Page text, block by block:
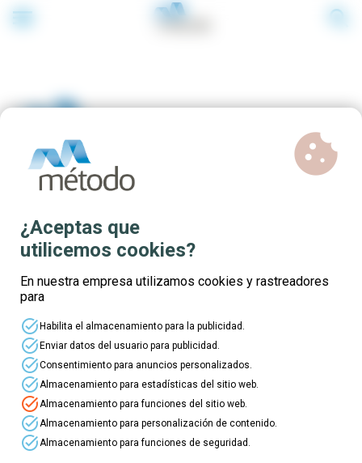
menu search
Cursos gratuitos inglés para
trabajadores del sector
transporte
¿Aceptas que
utilicemos cookies?
cookie
En nuestra empresa utilizamos cookies y rastreadores
para
task_altHabilita el almacenamiento para la publicidad.
task_altEnviar datos del usuario para publicidad.
task_altConsentimiento para anuncios personalizados.
task_alt Almacenamiento para estadísticas del sitio web.
task_alt Almacenamiento para funciones del sitio web.
task_alt Almacenamiento para personalización de contenido.
task_alt Almacenamiento para funciones de seguridad.